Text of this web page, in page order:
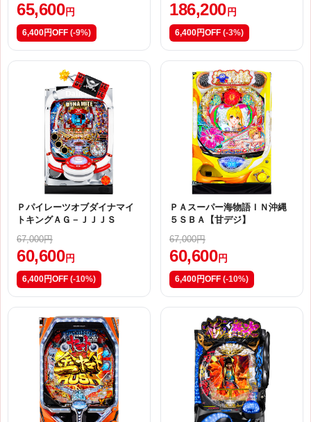
65,600 円
6,400円OFF (-9%)
186,200 円
6,400円OFF (-3%)
Ｐパイレーツオブダイナマイ
トキングＡＧ－ＪＪＪＳ
67,000円
60,600 円
6,400円OFF (-10%)
ＰＡスーパー海物語ＩＮ沖縄
５ＳＢＡ【甘デジ】
67,000円
60,600 円
6,400円OFF (-10%)